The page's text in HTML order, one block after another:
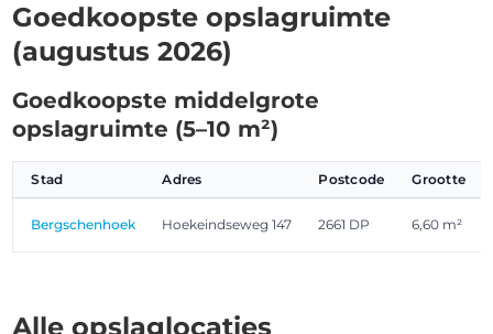
Goedkoopste opslagruimte
(augustus 2026)
Goedkoopste middelgrote
opslagruimte (5–10 m²)
Stad Adres Postcode Grootte
Bergschenhoek Hoekeindseweg 147 2661 DP 6,60 m²
Alle opslaglocaties